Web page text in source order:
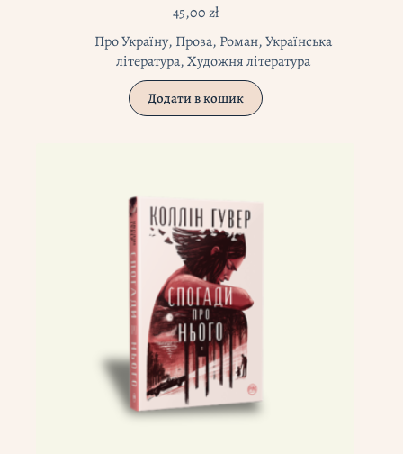
45,00zł
Про Україну, Проза, Роман,Українська
література,Художня література
Додати в кошик